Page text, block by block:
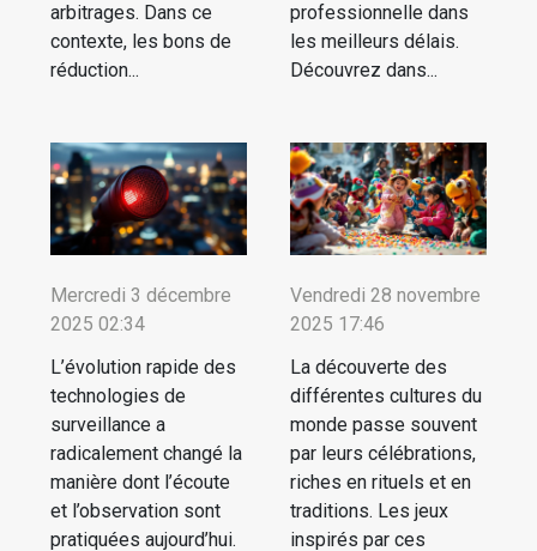
arbitrages. Dans ce
contexte, les bons de
réduction...
professionnelle dans
les meilleurs délais.
Découvrez dans...
Mercredi 3 décembre
2025 02:34
L’évolution rapide des
technologies de
surveillance a
radicalement changé la
manière dont l’écoute
et l’observation sont
pratiquées aujourd’hui.
Vendredi 28 novembre
2025 17:46
La découverte des
différentes cultures du
monde passe souvent
par leurs célébrations,
riches en rituels et en
traditions. Les jeux
inspirés par ces